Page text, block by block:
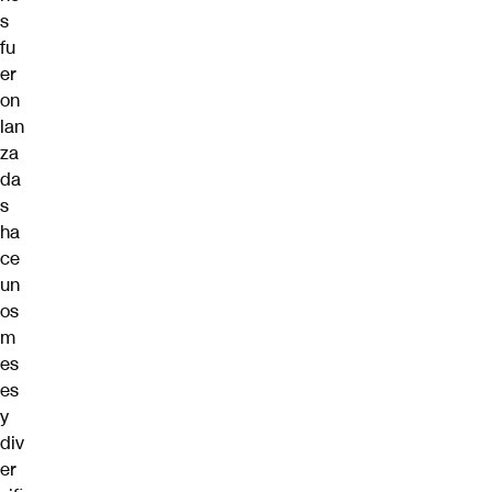
s
fu
er
on
lan
za
da
s
ha
ce
un
os
m
es
es
y
div
er